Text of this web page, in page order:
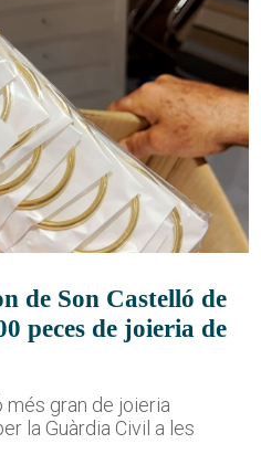
de Son Castelló de
peces de joieria de
gran de joieria
la Guàrdia Civil a les